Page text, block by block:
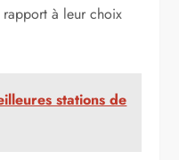
à leur choix
stations de